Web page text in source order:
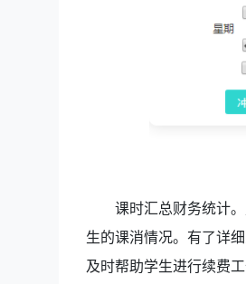
课时汇总财务统计
生的课消情况。有了详
及时帮助学生进行续费